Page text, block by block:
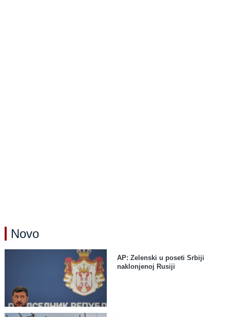
Novo
AP: Zelenski u poseti Srbiji
naklonjenoj Rusiji